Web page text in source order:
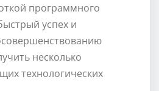
программного
успех и
несколько
технологических